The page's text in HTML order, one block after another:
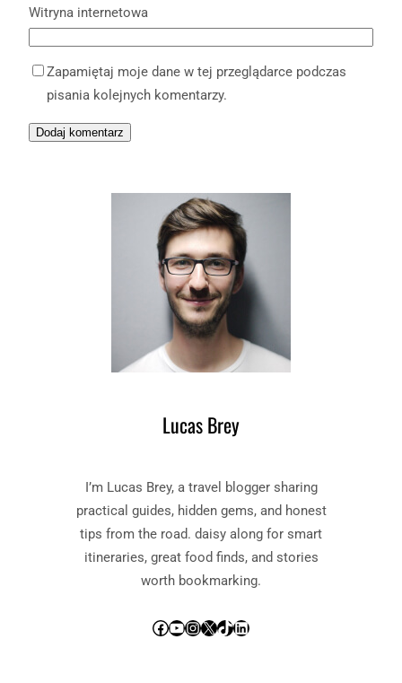
Witryna internetowa
Zapamiętaj moje dane w tej przeglądarce podczas
pisania kolejnych komentarzy.
Lucas Brey
I’m Lucas Brey, a travel blogger sharing
practical guides, hidden gems, and honest
tips from the road. daisy along for smart
itineraries, great food finds, and stories
worth bookmarking.
Facebook YouTube InstagramX TikTok LinkedIn